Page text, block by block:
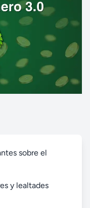
sobre el
y lealtades